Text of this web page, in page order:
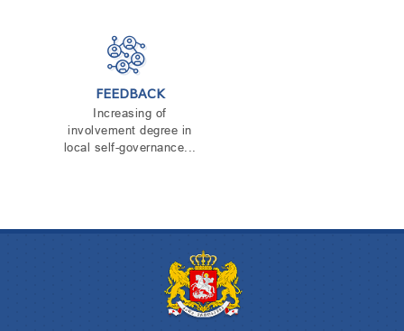
FEEDBACK
Increasing of
involvement degree in
local self-governance...